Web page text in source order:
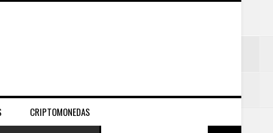
CRIPTOMONEDAS